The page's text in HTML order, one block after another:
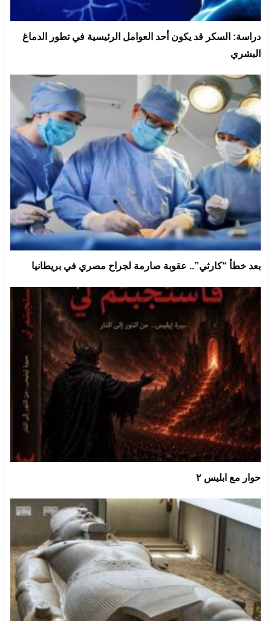
دراسة: السكر قد يكون أحد العوامل الرئيسية في تطور الدماغ
البشري
بعد خطأ “كارثي”.. عقوبة صارمة لجراح مصري في بريطانيا
حوار مع ابليس ٢